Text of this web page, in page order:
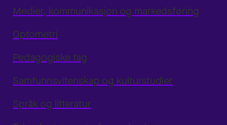
Medier, kommunikasjon og markedsføring
Optometri
Pedagogiske fag
Samfunnsvitenskap og kulturstudier
Språk og litteratur